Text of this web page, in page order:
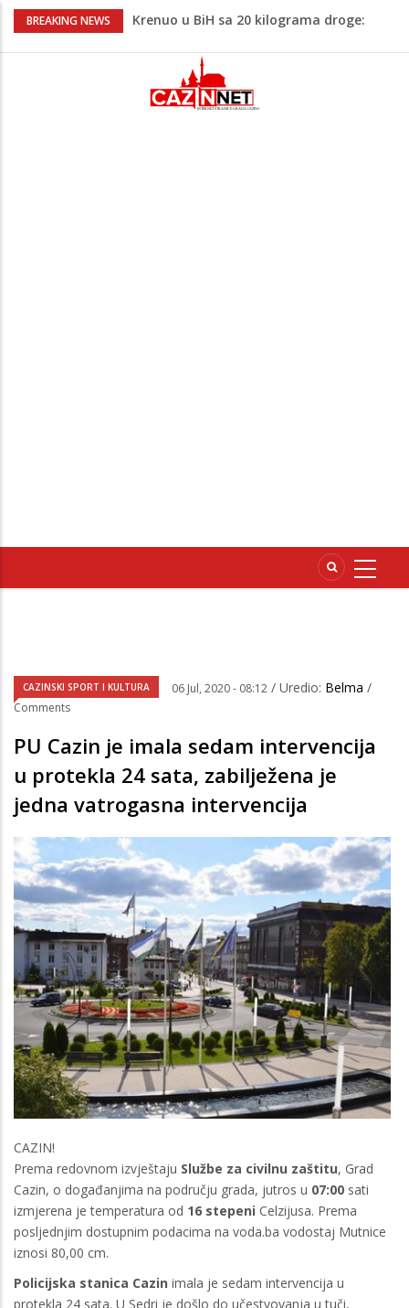
BREAKING NEWS
Krenuo u BiH sa 20 kilograma droge:
Juventus igra protiv Intera, Spaleti
razočarao navijače iz BiH
Užas: Uhapšen Italijan (45) kako
CAZINSKI SPORT I KULTURA 06 Jul, 2020 - 08:12 / Uredio: Belma /
Comments
PU Cazin je imala sedam intervencija
u protekla 24 sata, zabilježena je
jedna vatrogasna intervencija
CAZIN!
Prema redovnom izvještaju Službe za civilnu zaštitu, Grad
Cazin, o događanjima na području grada, jutros u 07:00 sati
izmjerena je temperatura od 16 stepeni Celzijusa. Prema
posljednjim dostupnim podacima na voda.ba vodostaj Mutnice
iznosi 80,00 cm.
Policijska stanica Cazin imala je sedam intervencija u
protekla 24 sata. U Sedri je došlo do učestvovanja u tuči,